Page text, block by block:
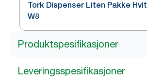
Tork Dispenser Liten Pakke Hvit
W8
Produktspesifikasjoner
Leveringsspesifikasjoner